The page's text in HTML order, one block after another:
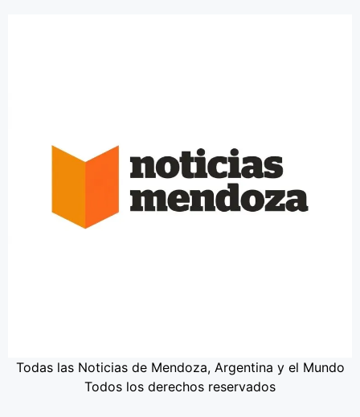
Todas las Noticias de Mendoza, Argentina y el Mundo
Todos los derechos reservados